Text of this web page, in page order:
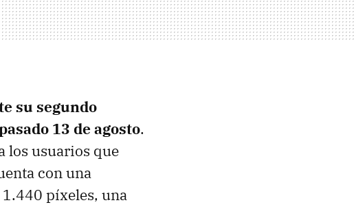
su segundo
13 de agosto.
los usuarios que
con una
1.440 píxeles, una